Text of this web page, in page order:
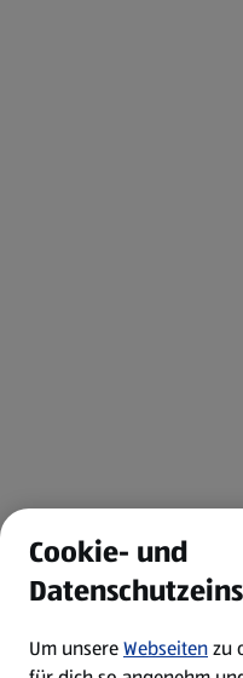
Cookie- und
Um unsereWebseitenzu